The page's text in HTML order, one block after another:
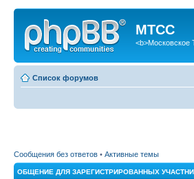
МТСС
<b>Московское
Список форумов
Сообщения без ответов • Активные темы
ОБЩЕНИЕ ДЛЯ ЗАРЕГИСТРИРОВАННЫХ